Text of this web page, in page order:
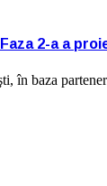
2-a a
în baza